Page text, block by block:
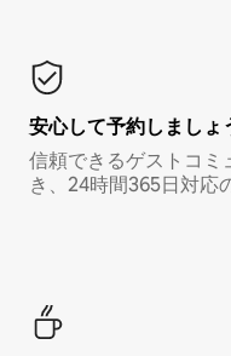
安心して予約しましょ
信頼できるゲストコ
き、24時間365日対応